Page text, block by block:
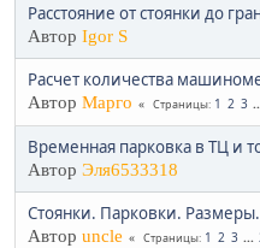
Расстояние от стоянки до
Автор Igor S
Расчет количества
Автор Марго Страницы 1 2 3
Временная парковка в ТЦ и
Автор Эля6533318
Стоянки. Парковки.
Автор uncle Страницы 1 2 3 ...